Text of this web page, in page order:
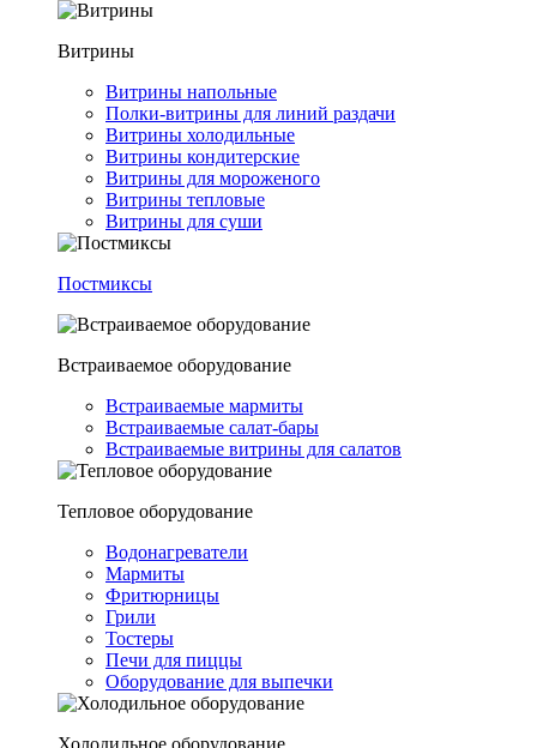
Витрины
Витрины напольные
Полки-витрины для линий раздачи
Витрины холодильные
Витрины кондитерские
Витрины для мороженого
Витрины тепловые
Витрины для суши
Постмиксы
Встраиваемое оборудование
Встраиваемые мармиты
Встраиваемые салат-бары
Встраиваемые витрины для салатов
Тепловое оборудование
Водонагреватели
Мармиты
Фритюрницы
Грили
Тостеры
Печи для пиццы
Оборудование для выпечки
Холодильное оборудование